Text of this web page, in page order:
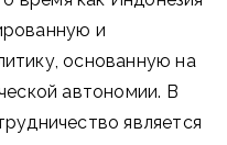
и
основанную на
автономии. В
является